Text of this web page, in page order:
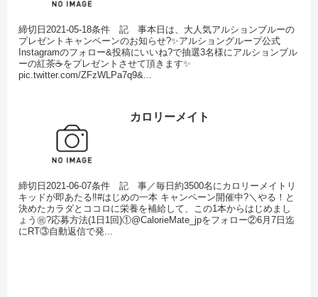
締切日2021-05-18条件 記 事本日は、大人気アルションブルーの
プレゼントキャンペーンのお知らせ?✨アルショングループ公式
Instagramのフォロー&投稿にいいね?で抽選3名様にアルションブル
ーの紅茶☕️をプレゼントさせて頂きます✨
pic.twitter.com/ZFzWLPa7q9&...
カロリーメイト
締切日2021-06-07条件 記 事／毎日約3500名にカロリーメイトリ
キッドが即あたる‼️#はじめの一本 キャンペーン開催中?＼やる！と
決めたカラダとココロに栄養を補給して、この1本からはじめまし
ょう㊗️?応募方法(1日1回)①@CalorieMate_jpをフォロー②6月7日迄
にRT③自動返信で発...